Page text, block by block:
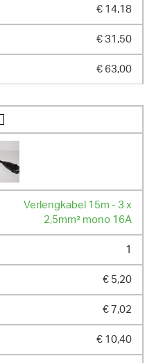
€ 14,18
€ 31,50
€ 63,00
Verlengkabel 15m - 3 x
2,5mm² mono 16A
1
€ 5,20
€ 7,02
€ 10,40